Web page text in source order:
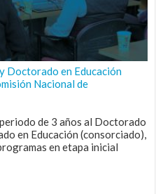
Doctorado en Educación
Nacional de
de 3 años al Doctorado
en Educación (consorciado),
en etapa inicial